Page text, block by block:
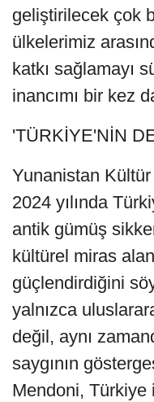
geliştirilecek çok
ülkelerimiz
katkı sağlamayı
inancımı bir kez
'TÜRKİYE'NİN
Yunanistan
2024 yılında
antik gümüş
kültürel miras
güçlendirdiğini
yalnızca
değil, aynı
saygının
Mendoni, Türkiye